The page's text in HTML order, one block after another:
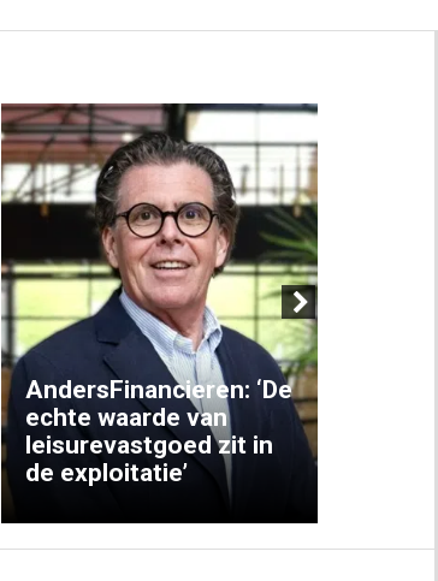
AndersFinancieren: ‘De
echte waarde van
leisurevastgoed zit in
de exploitatie’
Next